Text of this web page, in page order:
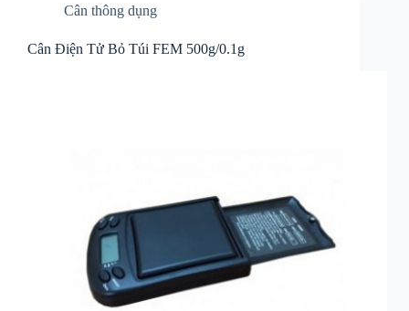
Cân thông dụng
Cân Điện Tử Bỏ Túi FEM 500g/0.1g